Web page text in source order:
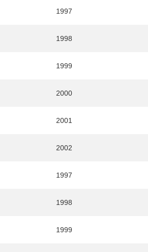
1997
1998
1999
2000
2001
2002
1997
1998
1999